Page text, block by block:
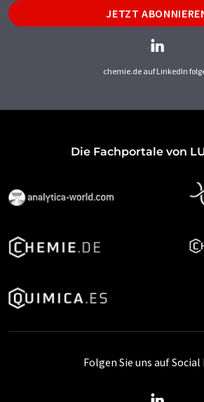
JETZT
chemie.de auf LinkedIn
Die Fachportale von
Folgen Sie uns auf Social